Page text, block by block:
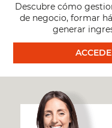
Descubre cómo
de negocio, formar
generar